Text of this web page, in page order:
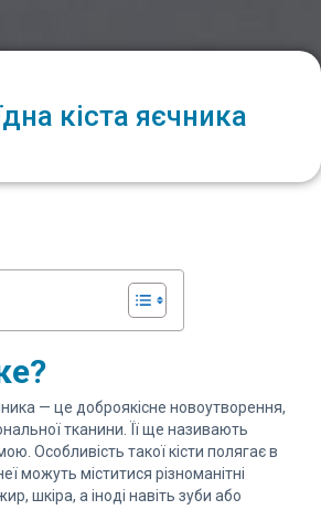
кіста яєчника
— це доброякісне новоутворення,
тканини. Її ще називають
Особливість такої кісти полягає в
можуть міститися різноманітні
шкіра, а іноді навіть зуби або